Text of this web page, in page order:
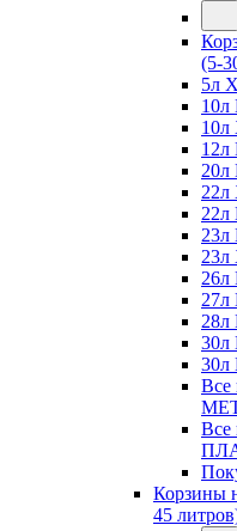
(5-
5л
10л
22л
22л
23л
30л
Все
Все
Корзины
45